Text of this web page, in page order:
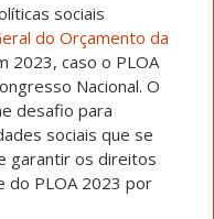
sociais
do Orçamento da
2023, caso o PLOA
Nacional. O
desafio para
sociais que se
garantir os direitos
do PLOA 2023 por